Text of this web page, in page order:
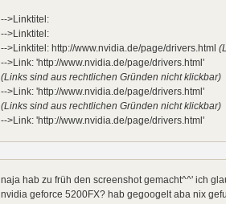
-->Linktitel:
-->Linktitel:
-->Linktitel: http://www.nvidia.de/page/drivers.html
-->Link: 'http://www.nvidia.de/page/drivers.html'
(Links sind aus rechtlichen Gründen nicht klickbar)
-->Link: 'http://www.nvidia.de/page/drivers.html'
(Links sind aus rechtlichen Gründen nicht klickbar)
-->Link: 'http://www.nvidia.de/page/drivers.html'
naja hab zu früh den screenshot gemacht^^' ich
nvidia geforce 5200FX? hab gegoogelt aba nix